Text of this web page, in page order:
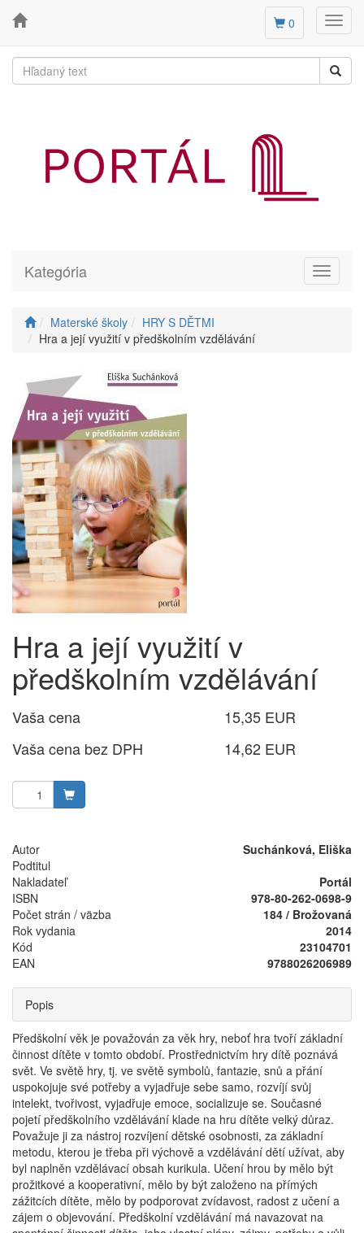
0
Toggle
Kategória
Materské školy
HRY S DĚTMI
Hra a její využití v předškolním vzdělávání
Hra a její využití v
předškolním vzdělávání
Vaša cena
15,35 EUR
Vaša cena bez DPH
14,62 EUR
Autor
Suchánková, Eliška
Podtitul
Nakladateľ
Portál
ISBN
978-80-262-0698-9
Počet strán / väzba
184 / Brožovaná
Rok vydania
2014
Kód
23104701
EAN
9788026206989
Popis
Předškolní věk je považován za věk hry, neboť hra tvoří základní
činnost dítěte v tomto období. Prostřednictvím hry dítě poznává
svět. Ve světě hry, tj. ve světě symbolů, fantazie, snů a přání
uspokojuje své potřeby a vyjadřuje sebe samo, rozvíjí svůj
intelekt, tvořivost, vyjadřuje emoce, socializuje se. Současné
pojetí předškolního vzdělávání klade na hru dítěte velký důraz.
Považuje ji za nástroj rozvíjení dětské osobnosti, za základní
metodu, kterou je třeba při výchově a vzdělávání dětí užívat, aby
byl naplněn vzdělávací obsah kurikula. Učení hrou by mělo být
prožitkové a kooperativní, mělo by být založeno na přímých
zážitcích dítěte, mělo by podporovat zvídavost, radost z učení a
zájem o objevování. Předškolní vzdělávání má navazovat na